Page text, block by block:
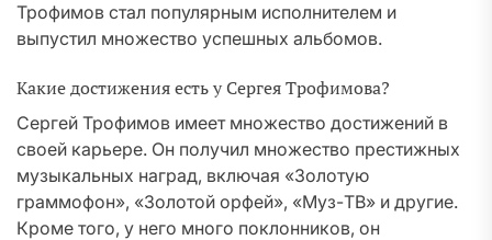
Трофимов стал популярным исполнителем и
выпустил множество успешных альбомов.
Какие достижения есть у Сергея Трофимова?
Сергей Трофимов имеет множество достижений в
своей карьере. Он получил множество престижных
музыкальных наград, включая «Золотую
граммофон», «Золотой орфей», «Муз-ТВ» и другие.
Кроме того, у него много поклонников, он